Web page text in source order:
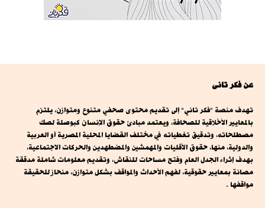
عن فكر تانى
تهدف منصة "فكر تاني" إلى تقديم محتوى صحفي متنوع ومتوازن، يلتزم
بالمعايير الأخلاقية للصحافة، ويعتمد مبادئ حقوق الإنسان كبوصلة لصك
مصطلحاته، وتدقيق تغطياته في مختلف القضايا المحلية المصرية أو العربية
والدولية، منها، حقوق الأقليات والمهمشين والمضطهدين والحركات الاجتماعية،
بهدف إثراء الجدل العام وفتح مساحات للنقاش، وتقديم معلومات شاملة مدققة
مصانة بمعايير حقوقية، لفهم الأحداث والمواقف بشكل متوازن، منحاز للحقيقة
مواقفها .